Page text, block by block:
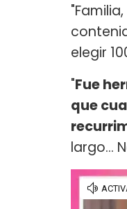
elegir
"Fue
que
largo...